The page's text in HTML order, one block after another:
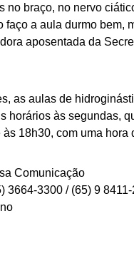
no braço, no nervo
faço a aula durmo bem,
aposentada da
as aulas de
horários às segundas,
18h30, com uma hora
Comunicação
3664-3300 / (65) 9